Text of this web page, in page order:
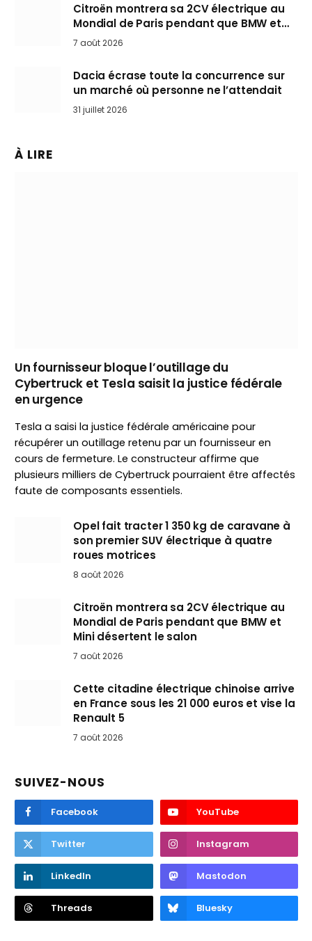
Citroën montrera sa 2CV électrique au
Mondial de Paris pendant que BMW et
Mini désertent le salon
7 août 2026
Dacia écrase toute la concurrence sur
un marché où personne ne l’attendait
31 juillet 2026
À LIRE
Un fournisseur bloque l’outillage du
Cybertruck et Tesla saisit la justice fédérale
en urgence
Tesla a saisi la justice fédérale américaine pour
récupérer un outillage retenu par un fournisseur en
cours de fermeture. Le constructeur affirme que
plusieurs milliers de Cybertruck pourraient être affectés
faute de composants essentiels.
Opel fait tracter 1 350 kg de caravane à
son premier SUV électrique à quatre
roues motrices
8 août 2026
Citroën montrera sa 2CV électrique au
Mondial de Paris pendant que BMW et
Mini désertent le salon
7 août 2026
Cette citadine électrique chinoise arrive
en France sous les 21 000 euros et vise la
Renault 5
7 août 2026
SUIVEZ-NOUS
Facebook YouTube
Twitter Instagram
LinkedIn Mastodon
Threads Bluesky